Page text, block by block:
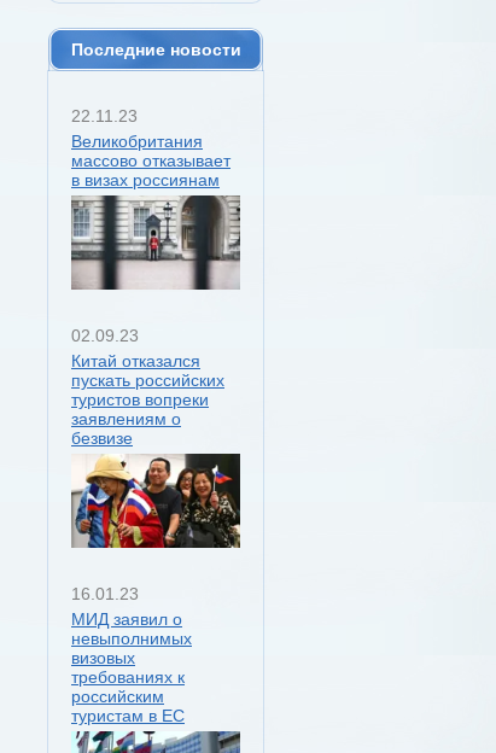
Последние новости
22.11.23
Великобритания
массово отказывает
в визах россиянам
02.09.23
Китай отказался
пускать российских
туристов вопреки
заявлениям о
безвизе
16.01.23
МИД заявил о
невыполнимых
визовых
требованиях к
российским
туристам в ЕС